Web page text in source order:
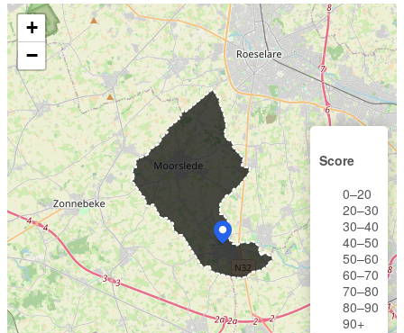
+
−
Score
0–20
20–30
30–40
40–50
50–60
60–70
70–80
80–90
90+